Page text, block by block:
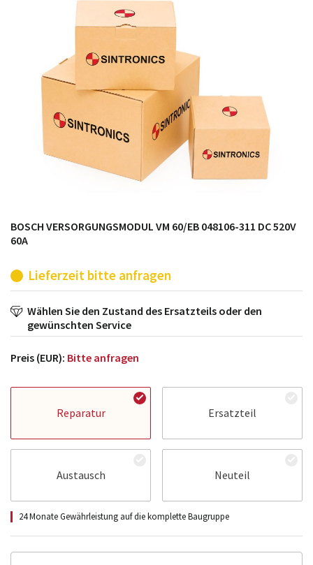
möglich. SINTRONICS ist dann ihr Partner, der
entweder die alten Baugruppen technisch hochwertig
repariert oder ihnen die abgekündigten Baugruppen
aus dem eigenen Lager ersetzt.
BOSCH VERSORGUNGSMODUL VM 60/EB 048106-311 DC 520V
60A
Lieferzeit bitte anfragen
Wählen Sie den Zustand des Ersatzteils oder den
gewünschten Service
Preis (EUR): Bitte anfragen
Reparatur Ersatzteil
Austausch Neuteil
24 Monate Gewährleistung auf die komplette Baugruppe